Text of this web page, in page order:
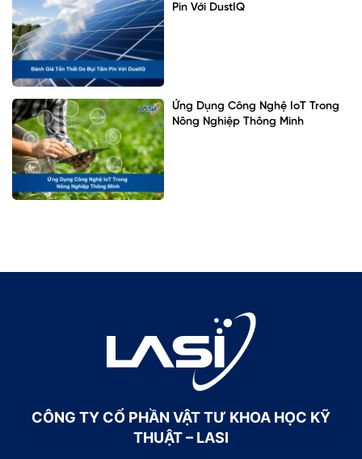
Pin Với DustIQ
Ứng Dụng Công Nghệ IoT Trong
Nông Nghiệp Thông Minh
CÔNG TY CỔ PHẦN VẬT TƯ KHOA HỌC KỸ
THUẬT – LASI